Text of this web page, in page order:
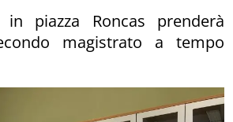
piazza Roncas prenderà
magistrato a tempo